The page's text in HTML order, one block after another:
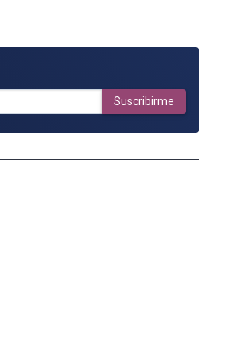
Suscribirme